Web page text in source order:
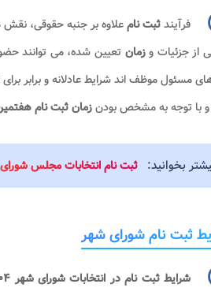
فرآیندثبت نامعلاوه بر جنبه حقوقی،
از جزئیات وزمان تعیین شده، می توانند
مسئول موظف اند شرایط عادلانه و برابر
و با توجه به مشخص بودنزمان ثبت نام
بخوانید: ثبت نام انتخابات مجلس
ثبت نام شورای شهر
شرایط ثبت نام در انتخابات شورای شهر ۱۴۰۴